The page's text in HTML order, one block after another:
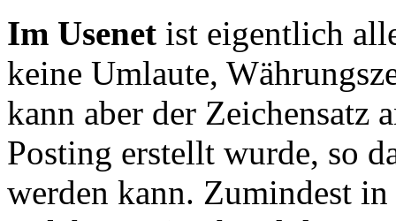
Im Usenet ist eigentlich
keine Umlaute,
kann aber der Zeichensatz
Posting erstellt wurde, so
werden kann. Zumindest